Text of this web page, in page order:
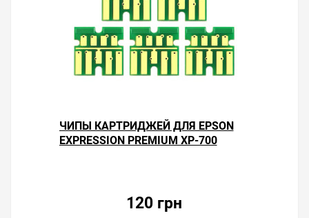
ЧИПЫ КАРТРИДЖЕЙ ДЛЯ EPSON
EXPRESSION PREMIUM XP-700
120 грн